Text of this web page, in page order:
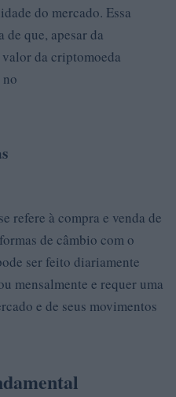
do mercado. Essa
de que, apesar da
da criptomoeda
refere à compra e venda de
de câmbio com o
ser feito diariamente
mensalmente e requer uma
e de seus movimentos